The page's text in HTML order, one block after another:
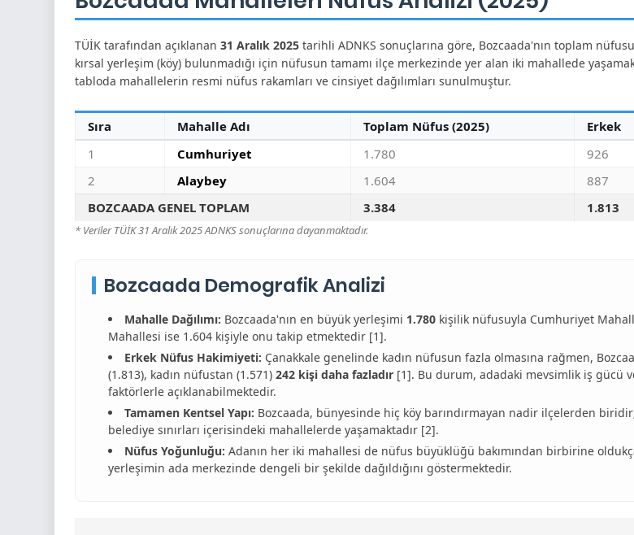
TÜİK tarafından açıklanan 31 Aralık 2025 tarihli ADNKS sonuçlarına göre, Bozcaada'nın toplam nüfusu
kırsal yerleşim (köy) bulunmadığı için nüfusun tamamı ilçe merkezinde yer alan iki mahallede
tabloda mahallelerin resmi nüfus rakamları ve cinsiyet dağılımları sunulmuştur.
Sıra Mahalle Adı Toplam Nüfus (2025) Erkek
1
Cumhuriyet 1.780 926
2
Alaybey 1.604 887
BOZCAADA GENEL TOPLAM
3.384 1.813
* Veriler TÜİK 31 Aralık 2025 ADNKS sonuçlarına dayanmaktadır.
Bozcaada Demografik Analizi
Mahalle Dağılımı: Bozcaada'nın en büyük yerleşimi 1.780 kişilik nüfusuyla Cumhuriyet
Mahallesi ise 1.604 kişiyle onu takip etmektedir [1].
Erkek Nüfus Hakimiyeti: Çanakkale genelinde kadın nüfusun fazla olmasına rağmen,
(1.813), kadın nüfustan (1.571) 242 kişi daha fazladır [1]. Bu durum, adadaki mevsimlik iş gücü
faktörlerle açıklanabilmektedir.
Tamamen Kentsel Yapı: Bozcaada, bünyesinde hiç köy barındırmayan nadir ilçelerden
belediye sınırları içerisindeki mahallelerde yaşamaktadır [2].
Nüfus Yoğunluğu: Adanın her iki mahallesi de nüfus büyüklüğü bakımından birbirine
yerleşimin ada merkezinde dengeli bir şekilde dağıldığını göstermektedir.